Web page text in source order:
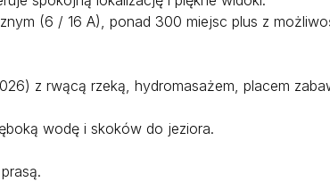
(6 / 16 A), ponad 300 miejsc plus z
z rwącą rzeką, hydromasażem, placem
wodę i skoków do jeziora.